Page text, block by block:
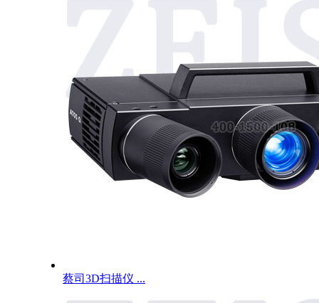
蔡司3D扫描仪 ...